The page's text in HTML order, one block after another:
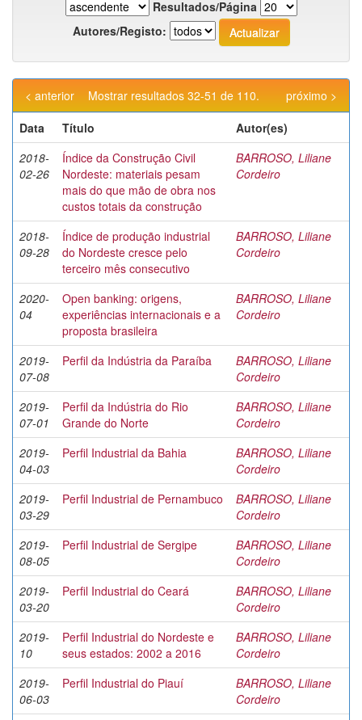
Resultados/Página
Autores/Registo:
Mostrar resultados 32-51 de 110.
< anterior
próximo >
Data
Título
Autor(es)
2018-
02-26
Índice da Construção Civil
Nordeste: materiais pesam
mais do que mão de obra nos
custos totais da construção
BARROSO, Liliane
Cordeiro
2018-
09-28
Índice de produção industrial
do Nordeste cresce pelo
terceiro mês consecutivo
BARROSO, Liliane
Cordeiro
2020-
04
Open banking: origens,
experiências internacionais e a
proposta brasileira
BARROSO, Liliane
Cordeiro
2019-
07-08
Perfil da Indústria da Paraíba
BARROSO, Liliane
Cordeiro
2019-
07-01
Perfil da Indústria do Rio
Grande do Norte
BARROSO, Liliane
Cordeiro
2019-
04-03
Perfil Industrial da Bahia
BARROSO, Liliane
Cordeiro
2019-
03-29
Perfil Industrial de Pernambuco
BARROSO, Liliane
Cordeiro
2019-
08-05
Perfil Industrial de Sergipe
BARROSO, Liliane
Cordeiro
2019-
03-20
Perfil Industrial do Ceará
BARROSO, Liliane
Cordeiro
2019-
10
Perfil Industrial do Nordeste e
seus estados: 2002 a 2016
BARROSO, Liliane
Cordeiro
2019-
06-03
Perfil Industrial do Piauí
BARROSO, Liliane
Cordeiro